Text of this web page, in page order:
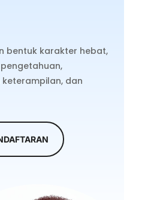
bentuk karakter hebat,
dan